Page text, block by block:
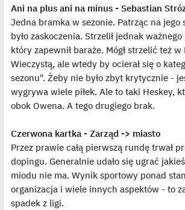
Ani na plus ani na minus - Sebastian
Jedna bramka w sezonie. Patrząc na jego
było zaskoczenia. Strzelił jednak
który zapewnił baraże. Mógł strzelić też
Wieczystą, ale wtedy by ocierał się o
sezonu". Żeby nie było zbyt krytycznie -
wygrywa wiele piłek. Ale to taki Heskey,
obok Owena. A tego drugiego brak.
Czerwona kartka - Zarząd -> miasto
Przez prawie całą pierwszą rundę trwał
dopingu. Generalnie udało się ugrać
miodu nie ma. Wynik sportowy ponad
organizacja i wiele innych aspektów - to
spadek z ligi.